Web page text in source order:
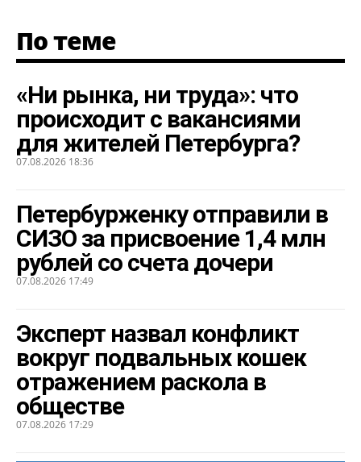
По теме
«Ни рынка, ни труда»: что
происходит с вакансиями
для жителей Петербурга?
07.08.2026 18:36
Петербурженку отправили в
СИЗО за присвоение 1,4 млн
рублей со счета дочери
07.08.2026 17:49
Эксперт назвал конфликт
вокруг подвальных кошек
отражением раскола в
обществе
07.08.2026 17:29